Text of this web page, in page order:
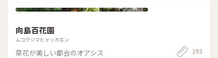
向島百花園
ムコウジマヒャッカエン
草花が美しい都会のオアシス 193